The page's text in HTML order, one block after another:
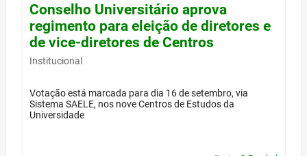
Conselho Universitário aprova
regimento para eleição de diretores e
de vice-diretores de Centros
Institucional
Votação está marcada para dia 16 de setembro, via
Sistema SAELE, nos nove Centros de Estudos da
Universidade